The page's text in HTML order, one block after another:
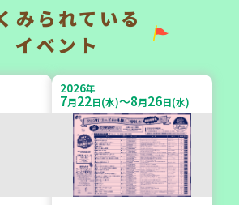
大人向け
2026年
9月6日(日)
みられている
イベント
2026年
7月22日(水)～8月26日(水)